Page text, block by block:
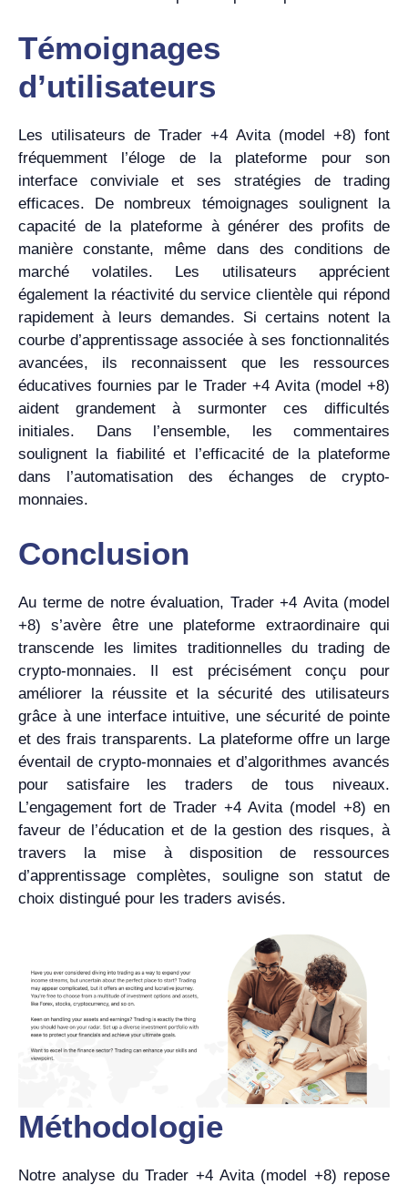
Témoignages
d’utilisateurs
Les utilisateurs de Trader +4 Avita (model +8) font
fréquemment l’éloge de la plateforme pour son
interface conviviale et ses stratégies de trading
efficaces. De nombreux témoignages soulignent la
capacité de la plateforme à générer des profits de
manière constante, même dans des conditions de
marché volatiles. Les utilisateurs apprécient
également la réactivité du service clientèle qui répond
rapidement à leurs demandes. Si certains notent la
courbe d’apprentissage associée à ses fonctionnalités
avancées, ils reconnaissent que les ressources
éducatives fournies par le Trader +4 Avita (model +8)
aident grandement à surmonter ces difficultés
initiales. Dans l’ensemble, les commentaires
soulignent la fiabilité et l’efficacité de la plateforme
dans l’automatisation des échanges de crypto-
monnaies.
Conclusion
Au terme de notre évaluation, Trader +4 Avita (model
+8) s’avère être une plateforme extraordinaire qui
transcende les limites traditionnelles du trading de
crypto-monnaies. Il est précisément conçu pour
améliorer la réussite et la sécurité des utilisateurs
grâce à une interface intuitive, une sécurité de pointe
et des frais transparents. La plateforme offre un large
éventail de crypto-monnaies et d’algorithmes avancés
pour satisfaire les traders de tous niveaux.
L’engagement fort de Trader +4 Avita (model +8) en
faveur de l’éducation et de la gestion des risques, à
travers la mise à disposition de ressources
d’apprentissage complètes, souligne son statut de
choix distingué pour les traders avisés.
Méthodologie
Notre analyse du Trader +4 Avita (model +8) repose